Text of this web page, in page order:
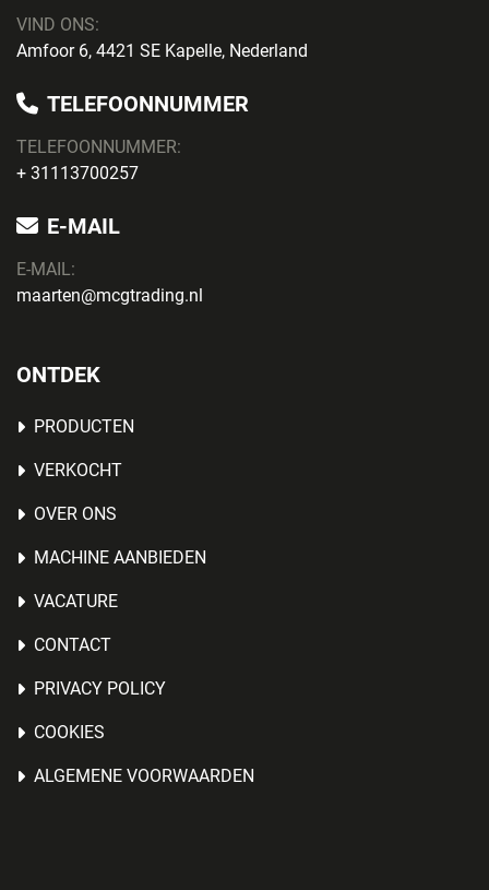
VIND ONS:
Amfoor 6, 4421 SE Kapelle, Nederland
TELEFOONNUMMER
TELEFOONNUMMER:
+ 31113700257
E-MAIL
E-MAIL:
maarten@mcgtrading.nl
ONTDEK
PRODUCTEN
VERKOCHT
OVER ONS
MACHINE AANBIEDEN
VACATURE
CONTACT
PRIVACY POLICY
COOKIES
ALGEMENE VOORWAARDEN